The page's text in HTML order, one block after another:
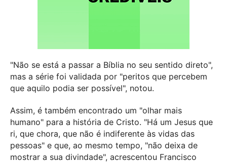
"Não se está a passar a Bíblia no seu sentido direto",
mas a série foi validada por "peritos que percebem
que aquilo podia ser possível", notou.
Assim, é também encontrado um "olhar mais
humano" para a história de Cristo. "Há um Jesus que
ri, que chora, que não é indiferente às vidas das
pessoas" e que, ao mesmo tempo, "não deixa de
mostrar a sua divindade", acrescentou Francisco